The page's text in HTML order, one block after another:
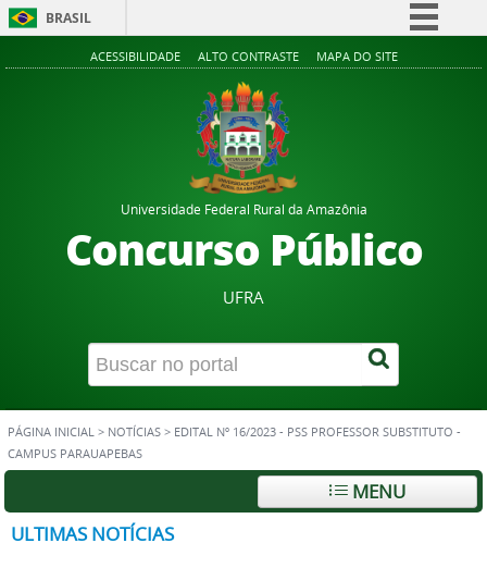
BRASIL
Simplifique!
Acesso à informação
ACESSIBILIDADE ALTO CONTRASTE MAPA DO SITE
Universidade Federal Rural da Amazônia
Concurso Público
UFRA
PÁGINA INICIAL > NOTÍCIAS > EDITAL Nº 16/2023 - PSS PROFESSOR SUBSTITUTO -
CAMPUS PARAUAPEBAS
MENU
ULTIMAS NOTÍCIAS